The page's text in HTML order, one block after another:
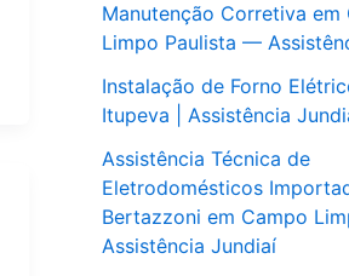
Manutenção Corretiva em
Limpo Paulista —
Instalação de Forno
Itupeva | Assistência
Assistência Técnica de
Eletrodomésticos
Bertazzoni em Campo
Assistência Jundiaí